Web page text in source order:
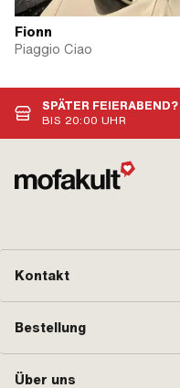
Fionn
Piaggio Ciao
SPÄTER FEIERABEND?
BIS 20:00 UHR
Kontakt
Bestellung
Über uns